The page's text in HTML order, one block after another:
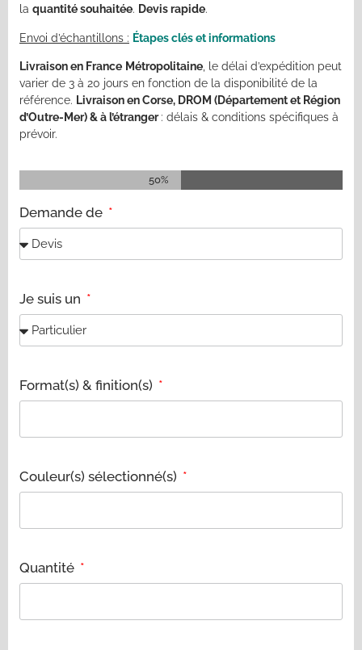
la quantité souhaitée. Devis rapide.
Envoi d’échantillons : Étapes clés et informations
Livraison en France Métropolitaine , le délai d’expédition peut
varier de 3 à 20 jours en fonction de la disponibilité de la
référence. Livraison en Corse, DROM (Département et Région
d’Outre-Mer)& à l’étranger: délais & conditions spécifiques à
prévoir.
50%
Demande de
Je suis un
Format(s) & finition(s)
Couleur(s) sélectionné(s)
Quantité